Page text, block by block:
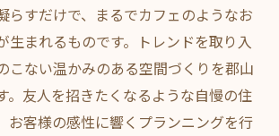
らすだけで、まるでカフェのようなお
生まれるものです。トレンドを取り入
こない温かみのある空間づくりを郡山
。友人を招きたくなるような自慢の住
お客様の感性に響くプランニングを行
お問い合わせはこちら